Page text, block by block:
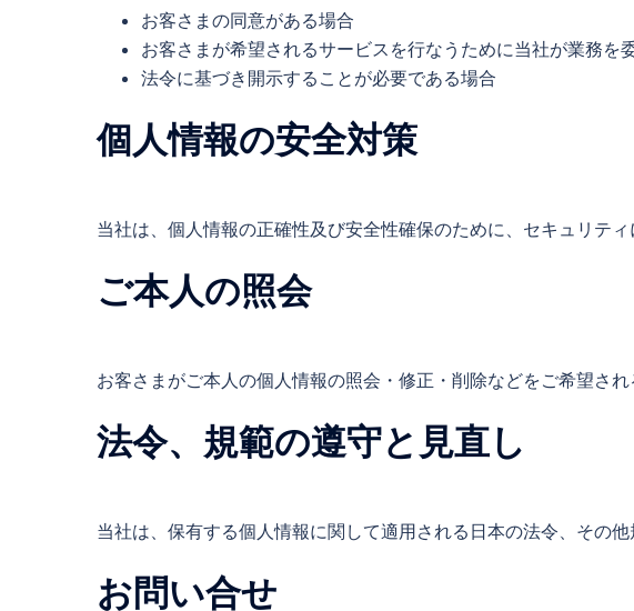
お客さまの同意がある場合
お客さまが希望されるサービスを行なうために当社が業務を
法令に基づき開示することが必要である場合
個人情報の安全対策
当社は、個人情報の正確性及び安全性確保のために、セキュリティ
ご本人の照会
お客さまがご本人の個人情報の照会・修正・削除などをご希望さ
法令、規範の遵守と見直し
当社は、保有する個人情報に関して適用される日本の法令、その
お問い合せ